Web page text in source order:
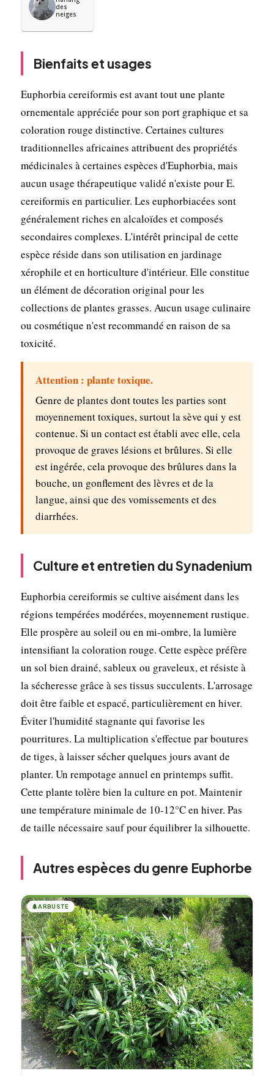
des
neiges
Bienfaits et usages
Euphorbia cereiformis est avant tout une plante
ornementale appréciée pour son port graphique et sa
coloration rouge distinctive. Certaines cultures
traditionnelles africaines attribuent des propriétés
médicinales à certaines espèces d'Euphorbia, mais
aucun usage thérapeutique validé n'existe pour E.
cereiformis en particulier. Les euphorbiacées sont
généralement riches en alcaloïdes et composés
secondaires complexes. L'intérêt principal de cette
espèce réside dans son utilisation en jardinage
xérophile et en horticulture d'intérieur. Elle constitue
un élément de décoration original pour les
collections de plantes grasses. Aucun usage culinaire
ou cosmétique n'est recommandé en raison de sa
toxicité.
Attention : plante toxique.
Genre de plantes dont toutes les parties sont
moyennement toxiques, surtout la sève qui y est
contenue. Si un contact est établi avec elle, cela
provoque de graves lésions et brûlures. Si elle
est ingérée, cela provoque des brûlures dans la
bouche, un gonflement des lèvres et de la
langue, ainsi que des vomissements et des
diarrhées.
Culture et entretien du Synadenium
Euphorbia cereiformis se cultive aisément dans les
régions tempérées modérées, moyennement rustique.
Elle prospère au soleil ou en mi-ombre, la lumière
intensifiant la coloration rouge. Cette espèce préfère
un sol bien drainé, sableux ou graveleux, et résiste à
la sécheresse grâce à ses tissus succulents. L'arrosage
doit être faible et espacé, particulièrement en hiver.
Éviter l'humidité stagnante qui favorise les
pourritures. La multiplication s'effectue par boutures
de tiges, à laisser sécher quelques jours avant de
planter. Un rempotage annuel en printemps suffit.
Cette plante tolère bien la culture en pot. Maintenir
une température minimale de 10-12°C en hiver. Pas
de taille nécessaire sauf pour équilibrer la silhouette.
Autres espèces du genre Euphorbe
🌲ARBUSTE